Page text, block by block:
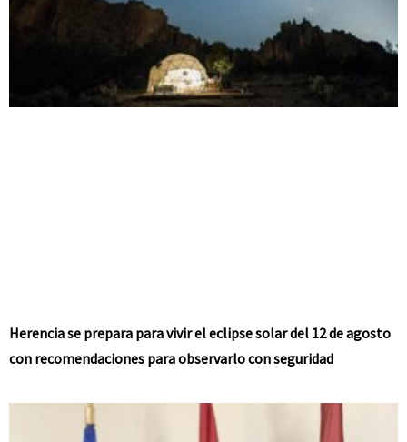
Herencia se prepara para vivir el eclipse solar del 12 de agosto
con recomendaciones para observarlo con seguridad